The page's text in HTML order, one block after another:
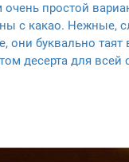
очень простой
с какао. Нежные,
они буквально таят
десерта для всей